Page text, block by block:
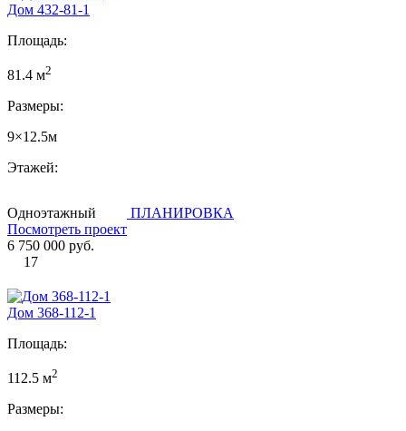
Дом 432-81-1
Площадь:
81.4 м2
Размеры:
9×12.5м
Этажей:
Одноэтажный
ПЛАНИРОВКА
Посмотреть проект
6 750 000 руб.
17
Дом 368-112-1
Площадь:
112.5 м2
Размеры: